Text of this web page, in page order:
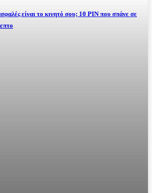
είναι το κινητό σου; 10 PIN που σπάνε σε